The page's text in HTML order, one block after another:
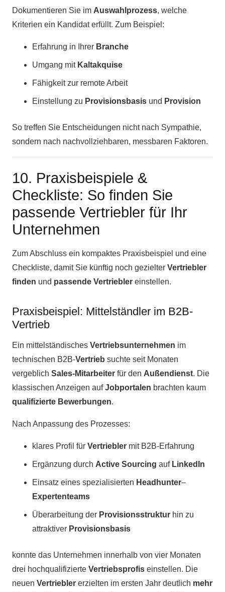
Dokumentieren Sie im Auswahlprozess, welche
Kriterien ein Kandidat erfüllt. Zum Beispiel:
Erfahrung in Ihrer Branche
Umgang mit Kaltakquise
Fähigkeit zur remote Arbeit
Einstellung zu Provisionsbasis und Provision
So treffen Sie Entscheidungen nicht nach Sympathie,
sondern nach nachvollziehbaren, messbaren Faktoren.
10. Praxisbeispiele &
Checkliste: So finden Sie
passende Vertriebler für Ihr
Unternehmen
Zum Abschluss ein kompaktes Praxisbeispiel und eine
Checkliste, damit Sie künftig noch gezielter Vertriebler
finden und passende Vertriebler einstellen.
Praxisbeispiel: Mittelständler im B2B-
Vertrieb
Ein mittelständisches Vertriebsunternehmen im
technischen B2B-Vertrieb suchte seit Monaten
vergeblich Sales-Mitarbeiter für den Außendienst. Die
klassischen Anzeigen aufJobportalen brachten kaum
qualifizierte Bewerbungen.
Nach Anpassung des Prozesses:
klares Profil für Vertriebler mit B2B-Erfahrung
Ergänzung durch Active Sourcing auf LinkedIn
Einsatz eines spezialisierten Headhunter–
Expertenteams
Überarbeitung der Provisionsstruktur hin zu
attraktiver Provisionsbasis
konnte das Unternehmen innerhalb von vier Monaten
drei hochqualifizierte Vertriebsprofis einstellen. Die
neuen Vertriebler erzielten im ersten Jahr deutlich mehr